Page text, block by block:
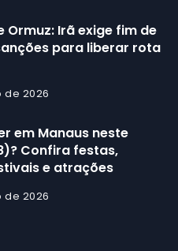
Ormuz: Irã exige fim de
para liberar rota
de 2026
em Manaus neste
Confira festas,
e atrações
de 2026